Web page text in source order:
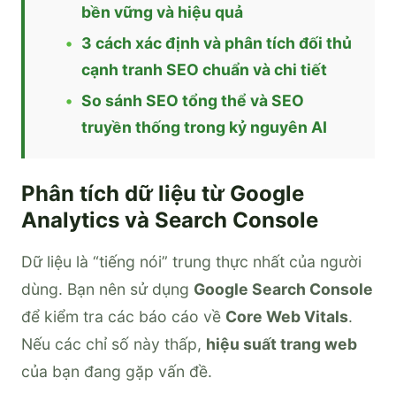
bền vững và hiệu quả
3 cách xác định và phân tích đối thủ
cạnh tranh SEO chuẩn và chi tiết
So sánh SEO tổng thể và SEO
truyền thống trong kỷ nguyên AI
Phân tích dữ liệu từ Google
Analytics và Search Console
Dữ liệu là “tiếng nói” trung thực nhất của người
dùng. Bạn nên sử dụng Google Search Console
để kiểm tra các báo cáo về Core Web Vitals.
Nếu các chỉ số này thấp, hiệu suất trang web
của bạn đang gặp vấn đề.